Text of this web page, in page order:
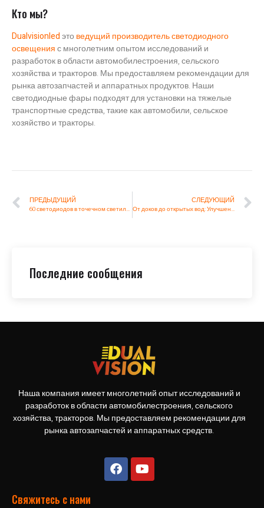
Кто мы?
Dualvisionledэто ведущий производитель светодиодного
освещенияс многолетним опытом исследований и
разработок в области автомобилестроения, сельского
хозяйства и тракторов. Мы предоставляем рекомендации для
рынка автозапчастей и аппаратных продуктов. Наши
светодиодные фары подходят для установки на тяжелые
транспортные средства, такие как автомобили, сельское
хозяйство и тракторы.
ПРЕДЫДУЩИЙ
60 светодиодов в точечном светильнике
СЛЕДУЮЩИЙ
От доков до открытых вод: Улучшение морской навигации с помощью заливающих светодиодных рабочих огней
Последние сообщения
Наша компания имеет многолетний опыт исследований и
разработок в области автомобилестроения, сельского
хозяйства, тракторов. Мы предоставляем рекомендации для
рынка автозапчастей и аппаратных средств.
Свяжитесь с нами